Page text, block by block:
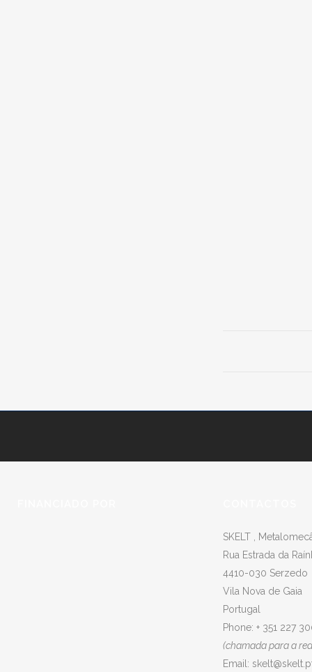
SKELT ,
Rua Estrada da
4410-030 Serzedo
Vila Nova de Gaia
Portugal
Phone: + 351 227
(chamada para a
Email: